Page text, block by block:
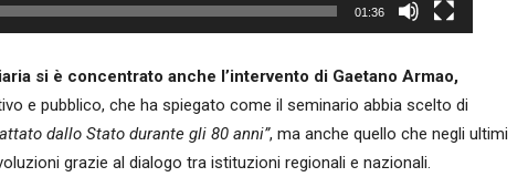
01:36
si è concentrato anche l’intervento di Gaetano Armao,
e pubblico, che ha spiegato come il seminario abbia scelto di
dallo Stato durante gli 80 anni”, ma anche quello che negli ultimi
grazie al dialogo tra istituzioni regionali e nazionali.